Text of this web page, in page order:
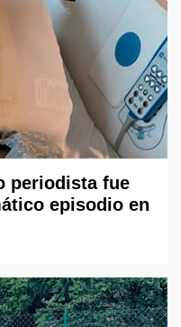
periodista fue
episodio en